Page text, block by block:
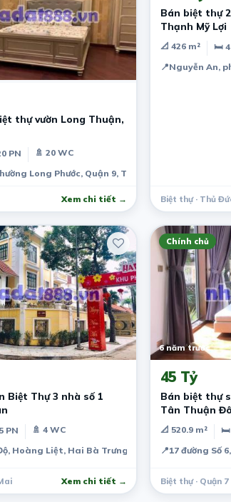
thự vườn Long Thuận,
PN
🚿 20 WC
Long Phước, Quận 9, Thành phố Hồ Chí Minh,
Xem chi tiết →
Bán biệt thự
Thạnh Mỹ Lợi
📐 426 m² 🛏 4
📍Nguyễn An,
Biệt thự · Thủ
Biệt Thự 3 nhà số 1
PN
🚿 4 WC
Hoàng Liệt, Hai Bà Trưng, Hà Nội, Việt Nam
Xem chi tiết →
Chính chủ
6 năm trước
45 Tỷ
Bán biệt thự
Tân Thuận
📐 520.9 m² 🛏
📍17 đường Số
Biệt thự · Quận 7